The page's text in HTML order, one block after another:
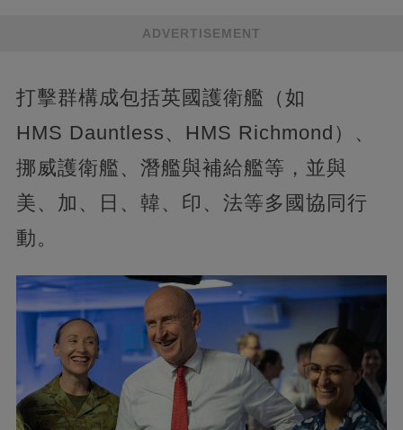
ADVERTISEMENT
打擊群構成包括英國護衛艦（如
HMS Dauntless、HMS Richmond）、
挪威護衛艦、潛艦與補給艦等，並與
美、加、日、韓、印、法等多國協同行
動。